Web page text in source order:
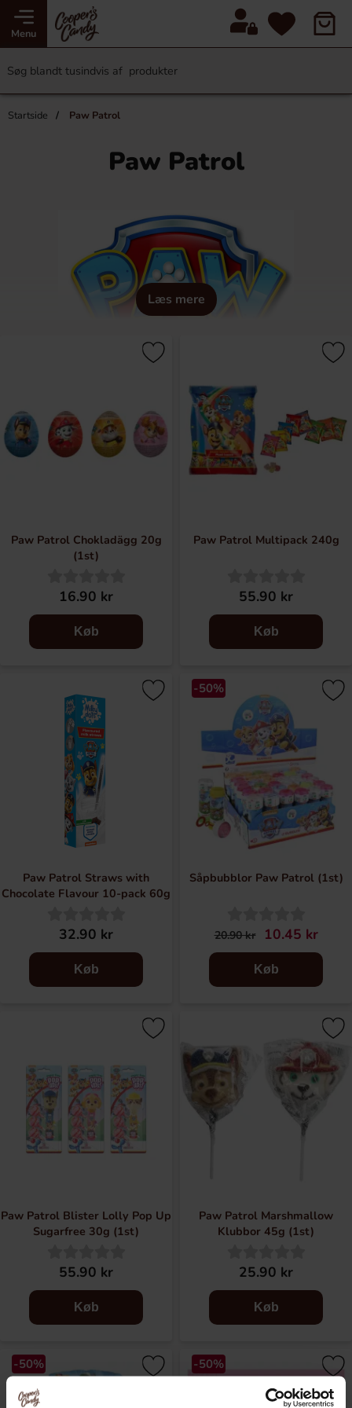
Menu
Startside Paw Patrol
Paw Patrol
Læs mere
Følg de 6 heltemodige hvalpe Chase, Marshall, Rocky,
Rubble, Zuma og Skye.
Paw Patrol Chokladägg 20g
(1st)
16.90 kr
Køb
Paw Patrol Multipack 240g
55.90 kr
Køb
Paw Patrol Straws with
Chocolate Flavour 10-pack 60g
32.90 kr
Køb
-50%
Såpbubblor Paw Patrol (1st)
20.90 kr 10.45 kr
Køb
Paw Patrol Blister Lolly Pop Up
Sugarfree 30g (1st)
55.90 kr
Køb
Paw Patrol Marshmallow
Klubbor 45g (1st)
25.90 kr
Køb
-50% -50%